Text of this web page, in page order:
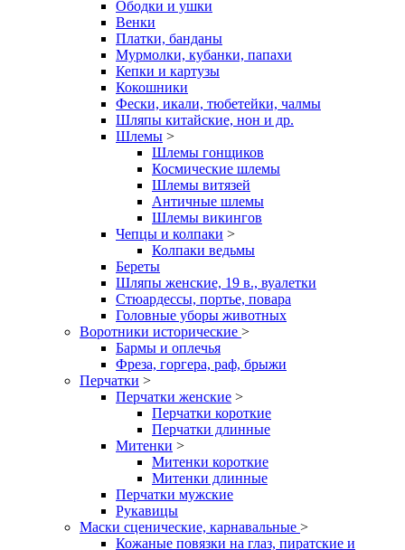
Ободки и ушки
Венки
Платки, банданы
Мурмолки, кубанки, папахи
Кепки и картузы
Кокошники
Фески, икали, тюбетейки, чалмы
Шляпы китайские, нон и др.
Шлемы >
Шлемы гонщиков
Космические шлемы
Шлемы витязей
Античные шлемы
Шлемы викингов
Чепцы и колпаки >
Колпаки ведьмы
Береты
Шляпы женские, 19 в., вуалетки
Стюардессы, портье, повара
Головные уборы животных
Воротники исторические >
Бармы и оплечья
Фреза, горгера, раф, брыжи
Перчатки >
Перчатки женские >
Перчатки короткие
Перчатки длинные
Митенки >
Митенки короткие
Митенки длинные
Перчатки мужские
Рукавицы
Маски сценические, карнавальные >
Кожаные повязки на глаз, пиратские и